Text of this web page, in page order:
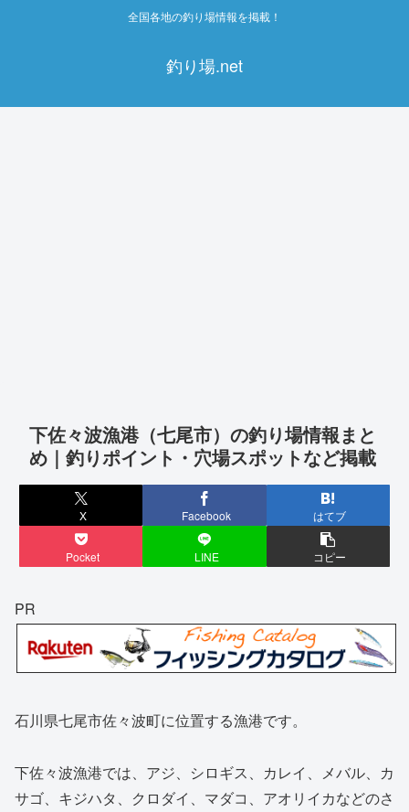
全国各地の釣り場情報を掲載！
釣り場.net
下佐々波漁港（七尾市）の釣り場情報まと
め｜釣りポイント・穴場スポットなど掲載
X Facebook はてブ
Pocket LINE コピー
PR
石川県七尾市佐々波町に位置する漁港です。
下佐々波漁港では、アジ、シロギス、カレイ、メバル、カ
サゴ、キジハタ、クロダイ、マダコ、アオリイカなどのさ